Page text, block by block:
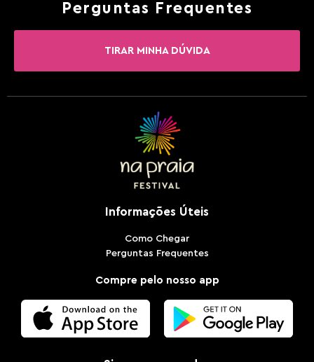
Perguntas Frequentes
TIRAR MINHA DÚVIDA
Informações Úteis
Como Chegar
Perguntas Frequentes
Compre pelo nosso app